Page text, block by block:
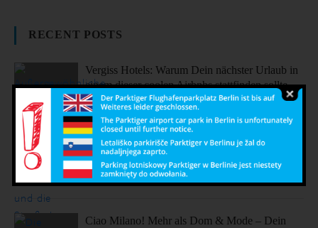
RECENT POSTS
Vergiss Hotels: Warum Dein nächster Urlaub in
einem dieser coolen Airbnbs stattfinden sollte.
Sonne, Stil, Sehenswürdigkeiten – So fühlt sich
Barcelona an
Ciao Milano! Mehr als Dom & Mode – Dein